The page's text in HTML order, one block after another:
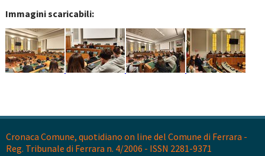
Immagini scaricabili:
Cronaca Comune, quotidiano on line del Comune di Ferrara -
Reg. Tribunale di Ferrara n. 4/2006 - ISSN 2281-9371